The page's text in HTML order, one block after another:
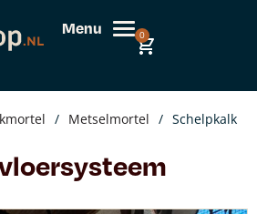
Menu 0
/ Metselmortel / Schelpkalk